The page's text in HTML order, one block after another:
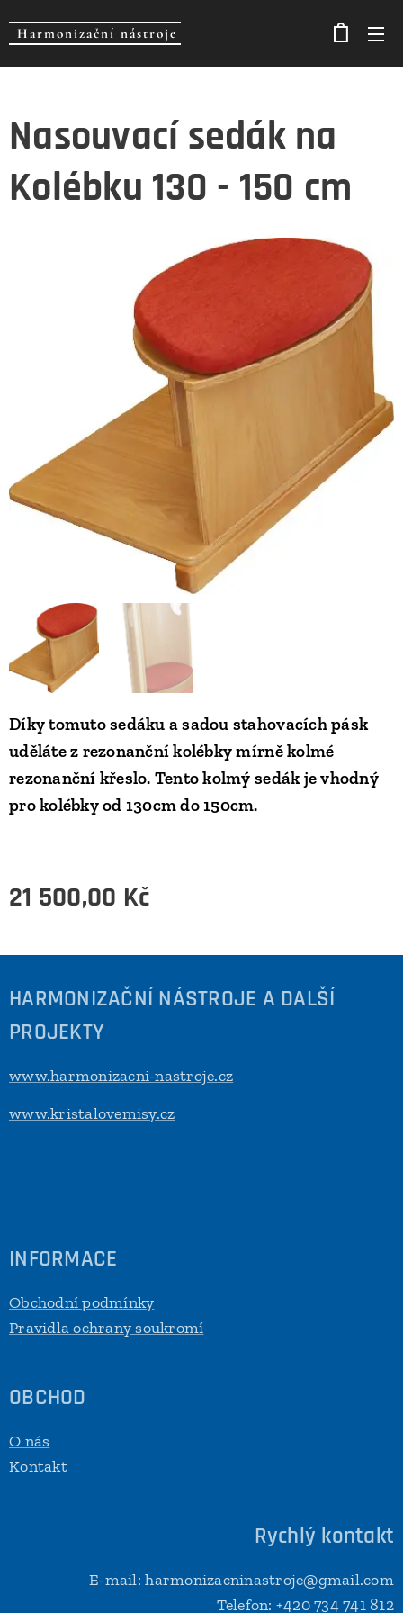
Harmonizační nástroje
Nasouvací sedák na
Kolébku 130 - 150 cm
Díky tomuto sedáku a sadou stahovacích pásk
uděláte z rezonanční kolébky mírně kolmé
rezonanční křeslo. Tento kolmý sedák je vhodný
pro kolébky od 130cm do 150cm.
21 500,00 Kč
HARMONIZAČNÍ NÁSTROJE A DALŠÍ
PROJEKTY
www.harmonizacni-nastroje.cz
www.kristalovemisy.cz
INFORMACE
Obchodní podmínky
Pravidla ochrany soukromí
OBCHOD
O nás
Kontakt
Rychlý kontakt
E-mail: harmonizacninastroje@gmail.com
Telefon: +420 734 741 812